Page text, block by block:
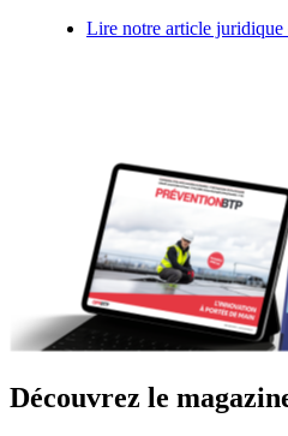
Lire notre article juridique
Découvrez le